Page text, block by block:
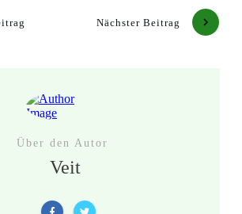
Nächster Beitrag
Über den Autor
Veit